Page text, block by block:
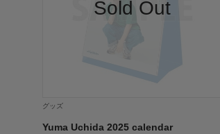
グッズ
Yuma Uchida 2025 calendar